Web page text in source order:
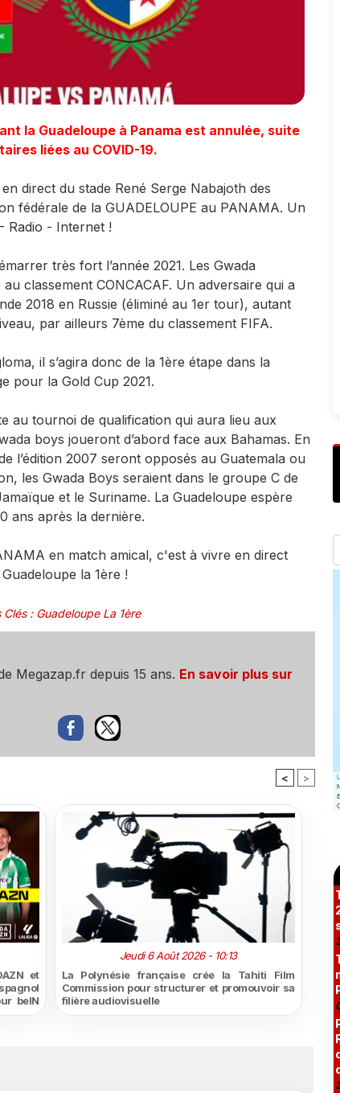
la Guadeloupe à Panama est annulée, suite
liées au COVID-19.
direct du stade René Serge Nabajoth des
fédérale de la GUADELOUPE au PANAMA. Un
Radio - Internet !
très fort l’année 2021. Les Gwada
classement CONCACAF. Un adversaire qui a
2018 en Russie (éliminé au 1er tour), autant
par ailleurs 7ème du classement FIFA.
il s’agira donc de la 1ère étape dans la
pour la Gold Cup 2021.
au tournoi de qualification qui aura lieu aux
boys joueront d’abord face aux Bahamas. En
l’édition 2007 seront opposés au Guatemala ou
les Gwada Boys seraient dans le groupe C de
et le Suriname. La Guadeloupe espère
ans après la dernière.
en match amical, c'est à vivre en direct
la 1ère !
Clés: Guadeloupe La 1ère
Megazap.fr depuis 15 ans. En savoir plus sur
< >
et
beIN
Jeudi 6 Août 2026 - 10:13
La Polynésie française crée la Tahiti Film
Commission pour structurer et promouvoir sa
filière audiovisuelle